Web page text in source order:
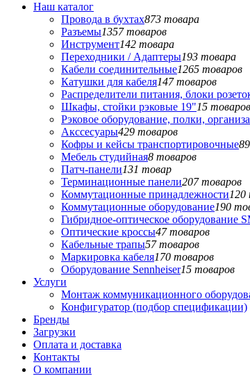
Наш каталог
Провода в бухтах873 товара
Разъемы1357 товаров
Инструмент142 товара
Переходники / Адаптеры193 товара
Кабели соединительные1265 товаров
Катушки для кабеля147 товаров
Распределители питания, блоки
Шкафы, стойки рэковые 19"15 товаров
Рэковое оборудование, полки,
Акссесуары429 товаров
Кофры и кейсы транспортировочные
Мебель студийная8 товаров
Патч-панели131 товар
Терминационные панели207 товаров
Коммутационные принадлежности120
Коммутационные оборудование190
Гибридное-оптическое оборудование
Оптические кроссы47 товаров
Кабельные трапы57 товаров
Маркировка кабеля170 товаров
Оборудование Sennheiser15 товаров
Услуги
Монтаж коммуникационного
Конфигуратор (подбор спецификации)
Бренды
Загрузки
Оплата и доставка
Контакты
О компании